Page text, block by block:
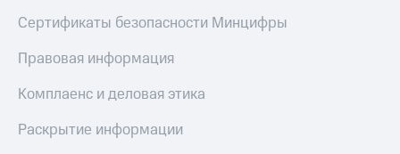
Сертификаты безопасности Минцифры
Правовая информация
Комплаенс и деловая этика
Раскрытие информации